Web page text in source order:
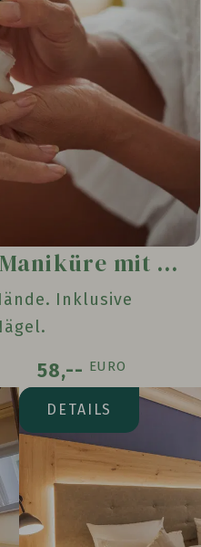
Klassische Maniküre mit Lack
Inklusive
58,-- EURO
DETAILS
Seeseite